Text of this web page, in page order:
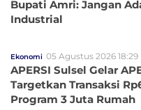
Bupati Amri: Jangan
Industrial
Ekonomi 05 Agustus 2026 18:29
APERSI Sulsel Gelar
Targetkan Transaksi
Program 3 Juta Rumah